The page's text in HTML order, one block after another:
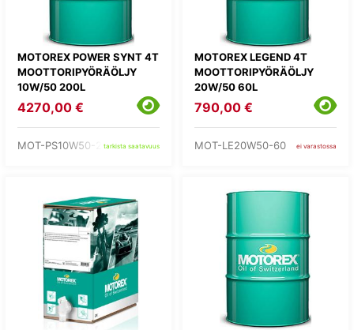
MOTOREX POWER SYNT 4T
MOOTTORIPYÖRÄÖLJY
10W/50 200L
4270,00 €
MOT-PS10W50-200tarkista saatavuus
MOTOREX LEGEND 4T
MOOTTORIPYÖRÄÖLJY
20W/50 60L
790,00 €
MOT-LE20W50-60 ei varastossa